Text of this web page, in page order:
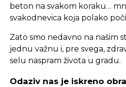
beton na svakom koraku…
svakodnevica koja polako
Zato smo nedavno na našim
jednu važnu i, pre svega,
selu naspram života u gradu.
Odaziv nas je iskreno